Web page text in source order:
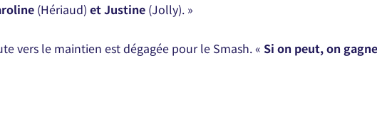
(Hériaud) et Justine (Jolly). »
vers le maintien est dégagée pour le Smash. « Si on peut, on